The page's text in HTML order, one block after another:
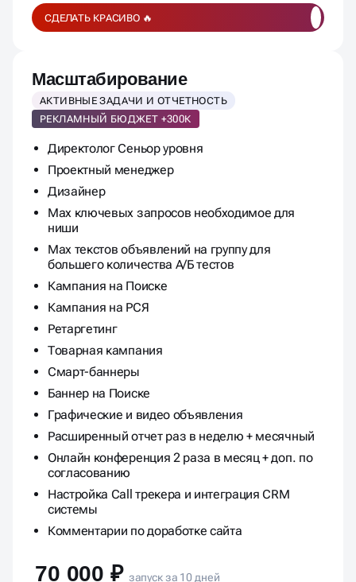
СДЕЛАТЬ КРАСИВО 🔥
Масштабирование
АКТИВНЫЕ ЗАДАЧИ И ОТЧЕТНОСТЬ
РЕКЛАМНЫЙ БЮДЖЕТ +300К
Директолог Сеньор уровня
Проектный менеджер
Дизайнер
Max ключевых запросов необходимое для
ниши
Max текстов объявлений на группу для
большего количества А/Б тестов
Кампания на Поиске
Кампания на РСЯ
Ретаргетинг
Товарная кампания
Смарт-баннеры
Баннер на Поиске
Графические и видео объявления
Расширенный отчет раз в неделю + месячный
Онлайн конференция 2 раза в месяц + доп. по
согласованию
Настройка Call трекера и интеграция CRM
системы
Комментарии по доработке сайта
70 000 ₽ запуск за 10 дней